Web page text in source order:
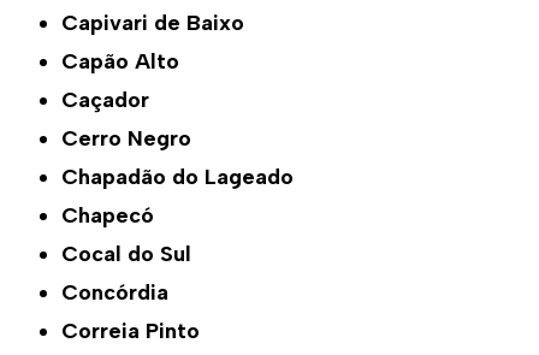
Capivari de Baixo
Capão Alto
Caçador
Cerro Negro
Chapadão do Lageado
Chapecó
Cocal do Sul
Concórdia
Correia Pinto